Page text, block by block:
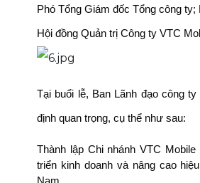
Phó Tổng Giám đốc Tổng công
Hội đồng Quản trị Công ty VTC
Tại buổi lễ, Ban Lãnh đạo công
định quan trọng, cụ thể như sau:
Thành lập Chi nhánh VTC
triển kinh doanh và nâng cao
Nam.